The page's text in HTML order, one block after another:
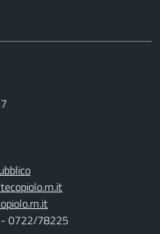
0722/78225